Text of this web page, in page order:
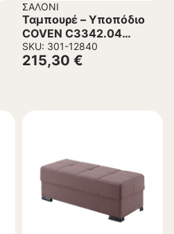
ΣΑΛΌΝΙ
Ταμπουρέ – Υποπόδιο
COVEN C3342.04
Πράσινο ύφασμα
100x65x37Υεκ.
SKU: 301-12840
215,30 €